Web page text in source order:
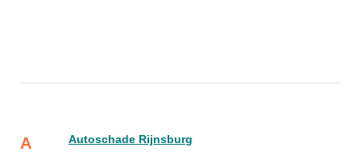
A Autoschade Rijnsburg